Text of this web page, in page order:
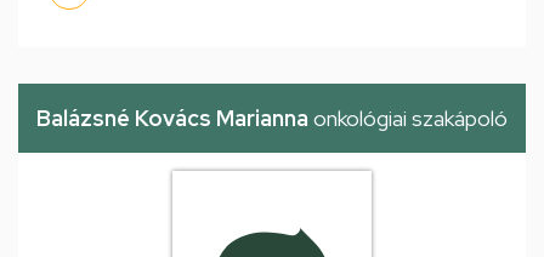
Balázsné Kovács Marianna onkológiai szakápoló